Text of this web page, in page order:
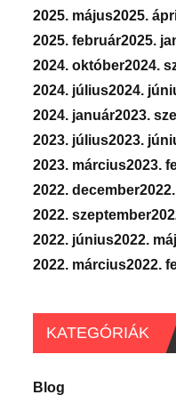
2025. május2025.
2025. február2025.
2024. október2024.
2024. július2024.
2024. január2023.
2023. július2023.
2023. március2023.
2022. december
2022. szeptember
2022. június2022.
2022. március2022.
KATEGÓRIÁK
Blog